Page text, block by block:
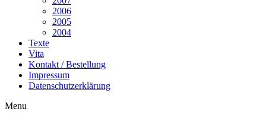
2006
2005
2004
Texte
Vita
Kontakt / Bestellung
Impressum
Datenschutzerklärung
Menu